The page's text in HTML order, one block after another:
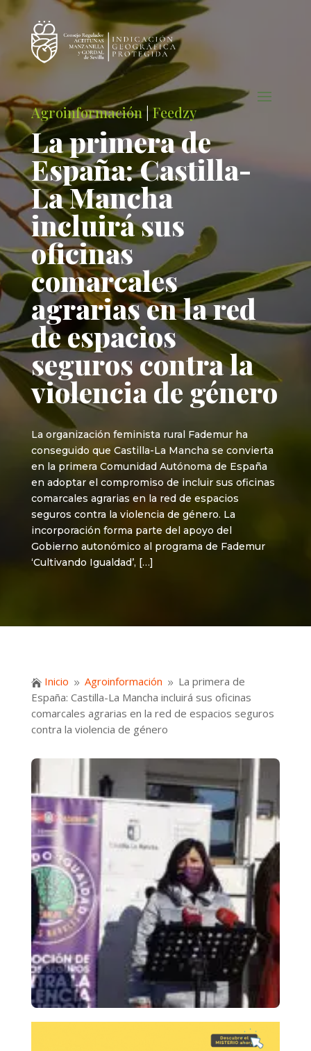
Agroinformación |Feedzy
La primera de
España: Castilla-
La Mancha
incluirá sus
oficinas
comarcales
agrarias en la red
de espacios
seguros contra la
violencia de género
La organización feminista rural Fademur ha
conseguido que Castilla-La Mancha se convierta
en la primera Comunidad Autónoma de España
en adoptar el compromiso de incluir sus oficinas
comarcales agrarias en la red de espacios
seguros contra la violencia de género. La
incorporación forma parte del apoyo del
Gobierno autonómico al programa de Fademur
‘Cultivando Igualdad’, […]
 Inicio 9 Agroinformación 9 La primera de
España: Castilla-La Mancha incluirá sus oficinas
comarcales agrarias en la red de espacios seguros
contra la violencia de género